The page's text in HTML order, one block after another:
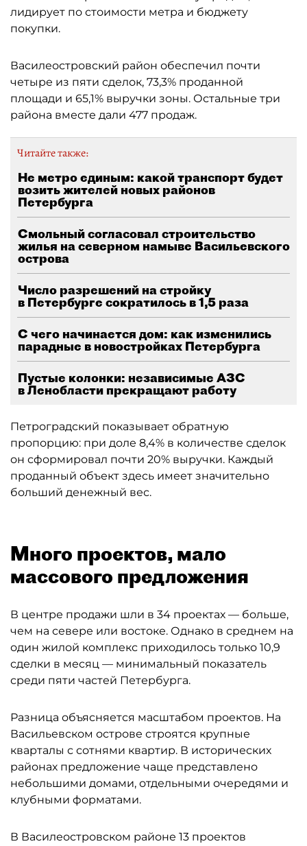
лидирует по стоимости метра и бюджету
покупки.
Василеостровский район обеспечил почти
четыре из пяти сделок, 73,3% проданной
площади и 65,1% выручки зоны. Остальные три
района вместе дали 477 продаж.
Читайте также:
Не метро единым: какой транспорт будет
возить жителей новых районов
Петербурга
Смольный согласовал строительство
жилья на северном намыве Васильевского
острова
Число разрешений на стройку
в Петербурге сократилось в 1,5 раза
С чего начинается дом: как изменились
парадные в новостройках Петербурга
Пустые колонки: независимые АЗС
в Ленобласти прекращают работу
Петроградский показывает обратную
пропорцию: при доле 8,4% в количестве сделок
он сформировал почти 20% выручки. Каждый
проданный объект здесь имеет значительно
больший денежный вес.
Много проектов, мало
массового предложения
В центре продажи шли в 34 проектах — больше,
чем на севере или востоке. Однако в среднем на
один жилой комплекс приходилось только 10,9
сделки в месяц — минимальный показатель
среди пяти частей Петербурга.
Разница объясняется масштабом проектов. На
Васильевском острове строятся крупные
кварталы с сотнями квартир. В исторических
районах предложение чаще представлено
небольшими домами, отдельными очередями и
клубными форматами.
В Василеостровском районе 13 проектов